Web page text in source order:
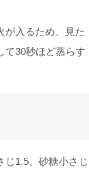
が入るため、見た
て30秒ほど蒸らす
じ1.5、砂糖小さじ